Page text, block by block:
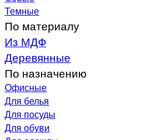
Темные
По материалу
Из МДФ
Деревянные
По назначению
Офисные
Для белья
Для посуды
Для обуви